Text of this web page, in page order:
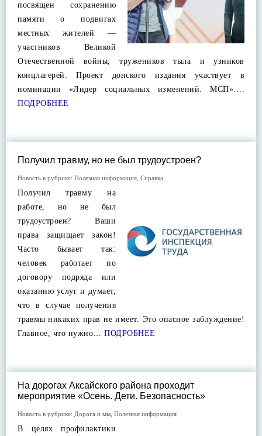
посвящен сохранению
памяти о подвигах
местных жителей —
участников Великой
Отечественной войны, тружеников тыла и узников
концлагерей. Проект донского издания участвует в
номинации «Лидер социальных изменений. МСП»….
ПОДРОБНЕЕ
Получил травму, но не был трудоустроен?
Новость в рубрике: Полезная информация Справка
Получил травму на
работе, но не был
трудоустроен? Ваши
права защищает закон!
Часто бывает так:
человек работает по
договору подряда или
оказанию услуг и думает,
что в случае получения
травмы никаких прав не имеет. Это опасное заблуждение!
Главное, что нужно… ПОДРОБНЕЕ
На дорогах Аксайского района проходит
мероприятие «Осень. Дети. Безопасность»
Новость в рубрике: Дорога и мы Полезная информация
В целях профилактики